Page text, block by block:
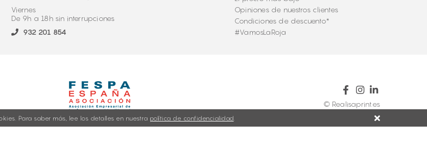
Para saber más, lee los detalles en nuestra política de confidencialidad.
Viernes
De 9h a 18h sin interrupciones
932 201 854
Opiniones de nuestros clientes
Condiciones de descuento*
#VamosLaRoja
© Realisaprint.es